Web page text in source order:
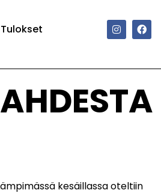
Tulokset
kesäillassa oteltiin